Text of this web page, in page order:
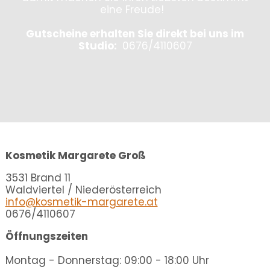
eine Freude!
Gutscheine erhalten Sie direkt bei uns im
Studio: 0676/4110607
Kosmetik Margarete Groß
3531 Brand 11
Waldviertel / Niederösterreich
info@kosmetik-margarete.at
0676/4110607
Öffnungszeiten
Montag - Donnerstag: 09:00 - 18:00 Uhr